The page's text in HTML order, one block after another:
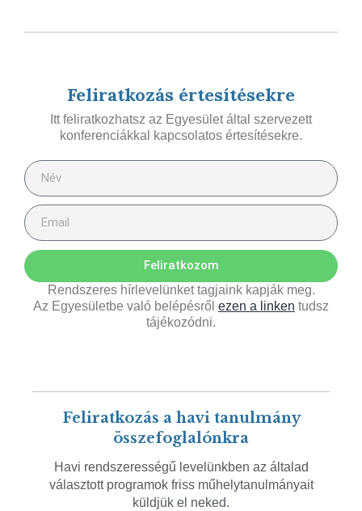
Feliratkozás értesítésekre
Itt feliratkozhatsz az Egyesület által szervezett
konferenciákkal kapcsolatos értesítésekre.
Feliratkozom
Rendszeres hírlevelünket tagjaink kapják meg.
Az Egyesületbe való belépésről ezen a linken tudsz
tájékozódni.
Feliratkozás a havi tanulmány
összefoglalónkra
Havi rendszerességű levelünkben az általad
választott programok friss műhelytanulmányait
küldjük el neked.